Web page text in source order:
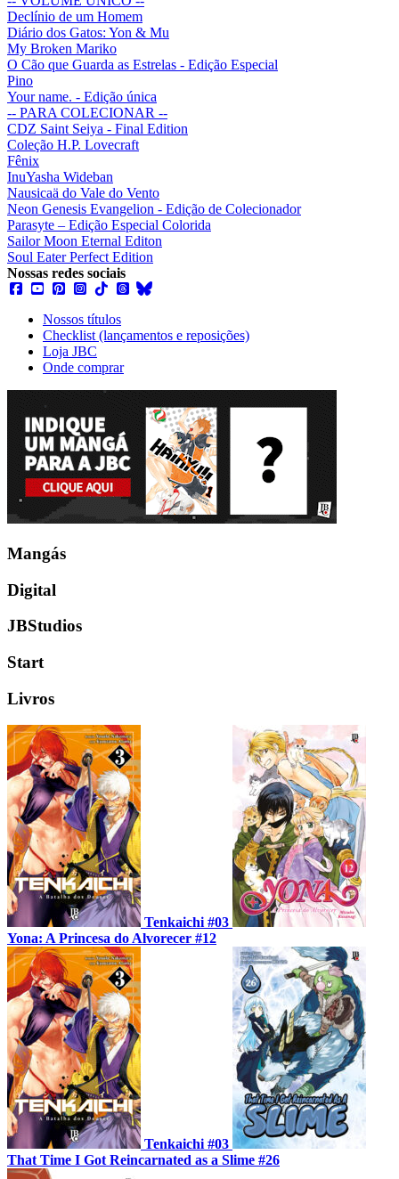
Declínio de um Homem
Diário dos Gatos: Yon & Mu
My Broken Mariko
O Cão que Guarda as Estrelas - Edição Especial
Pino
Your name. - Edição única
-- PARA COLECIONAR --
CDZ Saint Seiya - Final Edition
Coleção H.P. Lovecraft
Fênix
InuYasha Wideban
Nausicaä do Vale do Vento
Neon Genesis Evangelion - Edição de Colecionador
Parasyte – Edição Especial Colorida
Sailor Moon Eternal Editon
Soul Eater Perfect Edition
Nossas redes sociais
Nossos títulos
Checklist (lançamentos e reposições)
Loja JBC
Onde comprar
Mangás
Digital
JBStudios
Start
Livros
Tenkaichi #03
Yona: A Princesa do Alvorecer #12
Tenkaichi #03
That Time I Got Reincarnated as a Slime #26